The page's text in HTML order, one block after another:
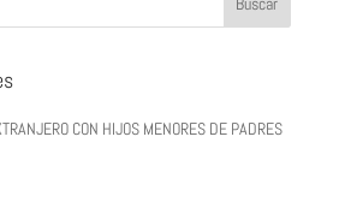
CON HIJOS MENORES DE PADRES